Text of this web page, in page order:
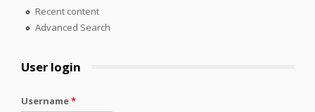
Recent content
Advanced Search
User login
Username*